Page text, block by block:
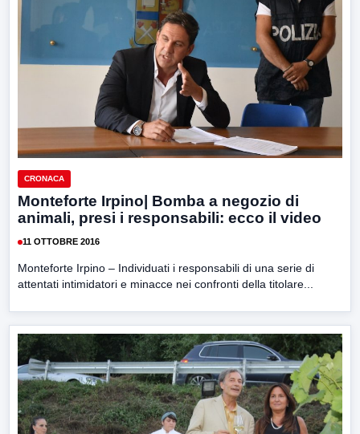
CRONACA
Monteforte Irpino| Bomba a negozio di
animali, presi i responsabili: ecco il video
11 OTTOBRE 2016
Monteforte Irpino – Individuati i responsabili di una serie di
attentati intimidatori e minacce nei confronti della titolare...